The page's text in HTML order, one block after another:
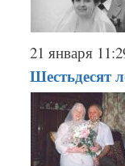
21 января
Шестьдесят